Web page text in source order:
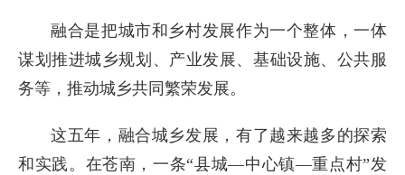
融合是把城市和乡村发展作为一个整体，一体
谋划推进城乡规划、产业发展、基础设施、公共服
务等，推动城乡共同繁荣发展。
这五年，融合城乡发展，有了越来越多的探索
和实践。在苍南，一条“县城—中心镇—重点村”发